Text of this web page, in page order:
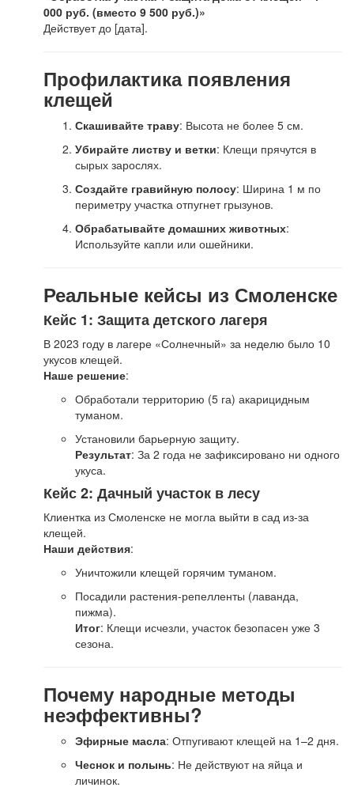
000 руб. (вместо 9 500 руб.)»
Действует до [дата].
Профилактика появления
клещей
Скашивайте траву: Высота не более 5 см.
Убирайте листву и ветки: Клещи прячутся в
сырых зарослях.
Создайте гравийную полосу: Ширина 1 м по
периметру участка отпугнет грызунов.
Обрабатывайте домашних животных:
Используйте капли или ошейники.
Реальные кейсы из Смоленске
Кейс 1: Защита детского лагеря
В 2023 году в лагере «Солнечный» за неделю было 10
укусов клещей.
Наше решение:
Обработали территорию (5 га) акарицидным
туманом.
Установили барьерную защиту.
Результат: За 2 года не зафиксировано ни одного
укуса.
Кейс 2: Дачный участок в лесу
Клиентка из Смоленске не могла выйти в сад из-за
клещей.
Наши действия:
Уничтожили клещей горячим туманом.
Посадили растения-репелленты (лаванда,
пижма).
Итог: Клещи исчезли, участок безопасен уже 3
сезона.
Почему народные методы
неэффективны?
Эфирные масла: Отпугивают клещей на 1–2 дня.
Чеснок и полынь: Не действуют на яйца и
личинок.